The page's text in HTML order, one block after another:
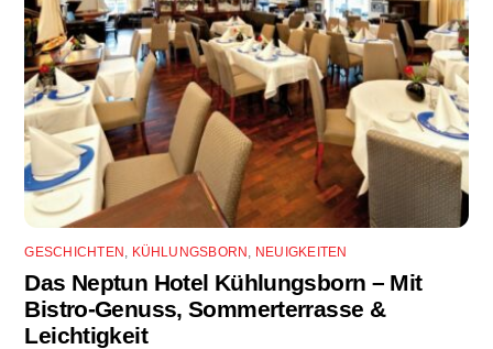
GESCHICHTEN, KÜHLUNGSBORN, NEUIGKEITEN
Das Neptun Hotel Kühlungsborn – Mit
Bistro-Genuss, Sommerterrasse &
Leichtigkeit